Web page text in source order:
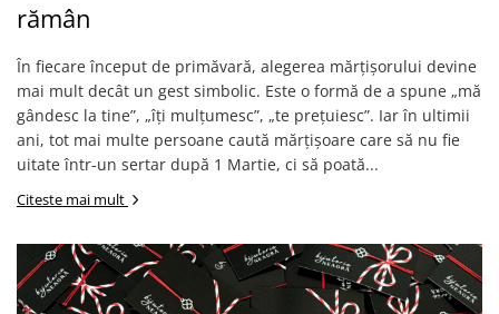
rămân
În fiecare început de primăvară, alegerea mărțișorului devine
mai mult decât un gest simbolic. Este o formă de a spune „mă
gândesc la tine”, „îți mulțumesc”, „te prețuiesc”. Iar în ultimii
ani, tot mai multe persoane caută mărțișoare care să nu fie
uitate într-un sertar după 1 Martie, ci să poată...
Citeste mai mult